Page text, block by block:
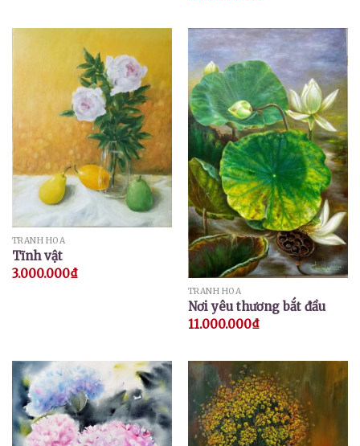
TRANH HOA
Tĩnh vật
3.000.000₫
TRANH HOA
Nơi yêu thương bắt đầu
11.000.000₫